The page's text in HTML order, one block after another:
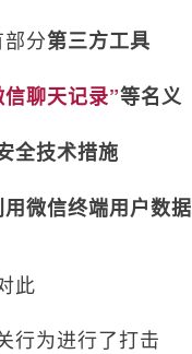
分第三方工具
聊天记录”等名义
全技术措施
微信终端用户数据
此
行为进行了打击